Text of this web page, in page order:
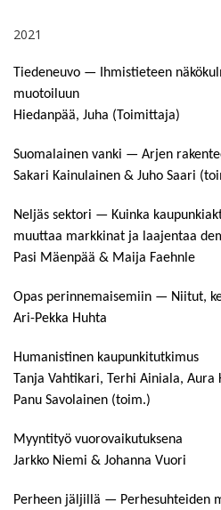
2021
Tiedeneuvo — Ihmistieteen
muotoiluun
Hiedanpää, Juha (Toimittaja)
Suomalainen vanki — Arjen
Sakari Kainulainen & Juho
Neljäs sektori — Kuinka
muuttaa markkinat ja laajentaa
Pasi Mäenpää & Maija Faehnle
Opas perinnemaisemiin — Niitut,
Ari-Pekka Huhta
Humanistinen kaupunkitutkimus
Tanja Vahtikari, Terhi Ainiala, Aura
Panu Savolainen (toim.)
Myyntityö vuorovaikutuksena
Jarkko Niemi & Johanna Vuori
Perheen jäljillä — Perhesuhteiden